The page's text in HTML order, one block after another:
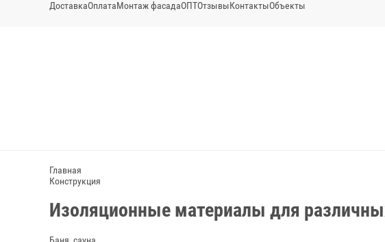
ДоставкаОплатаМонтаж фасадаОПТОтзывыКонтактыОбъекты
Главная
Конструкция
Изоляционные материалы для
Баня, сауна